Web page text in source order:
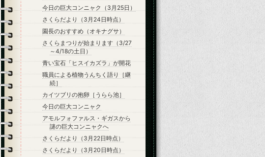
今日の巨大コンニャク（3月25日）
さくらだより（3月24日時点）
園長のおすすめ（オキナグサ）
さくらまつりが始まります（3/27
～4/18の土日）
青い宝石「ヒスイカズラ」が開花
職員による植物うんちく語り［継
続］
カイツブリの抱卵［うらら池］
今日の巨大コンニャク
アモルフォファルス・ギガスから
謎の巨大コンニャクへ
さくらだより（3月22日時点）
さくらだより（3月20日時点）